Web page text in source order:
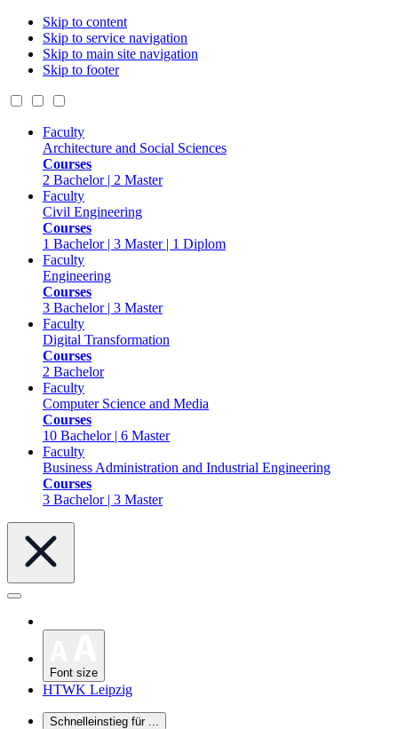
Skip to content
Skip to service navigation
Skip to main site navigation
Skip to footer
Faculty
Architecture and Social Sciences
Courses
2 Bachelor | 2 Master
Faculty
Civil Engineering
Courses
1 Bachelor | 3 Master | 1 Diplom
Faculty
Engineering
Courses
3 Bachelor | 3 Master
Faculty
Digital Transformation
Courses
2 Bachelor
Faculty
Computer Science and Media
Courses
10 Bachelor | 6 Master
Faculty
Business Administration and Industrial Engineering
Courses
3 Bachelor | 3 Master
Font size
HTWK Leipzig
Schnelleinstieg für ...